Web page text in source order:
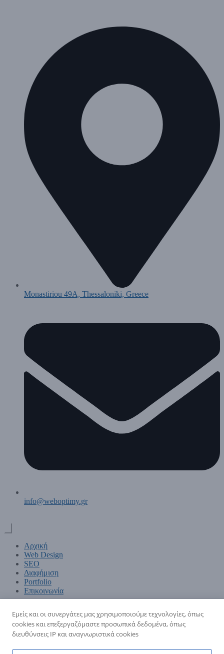
Monastiriou 49A, Thessaloniki, Greece
info@weboptimy.gr
Αρχική
Web Design
SEO
Διαφήμιση
Portfolio
Επικοινωνία
Εμείς και οι συνεργάτες μας χρησιμοποιούμε τεχνολογίες, όπως
cookies και επεξεργαζόμαστε προσωπικά δεδομένα, όπως
διευθύνσεις IP και αναγνωριστικά cookies